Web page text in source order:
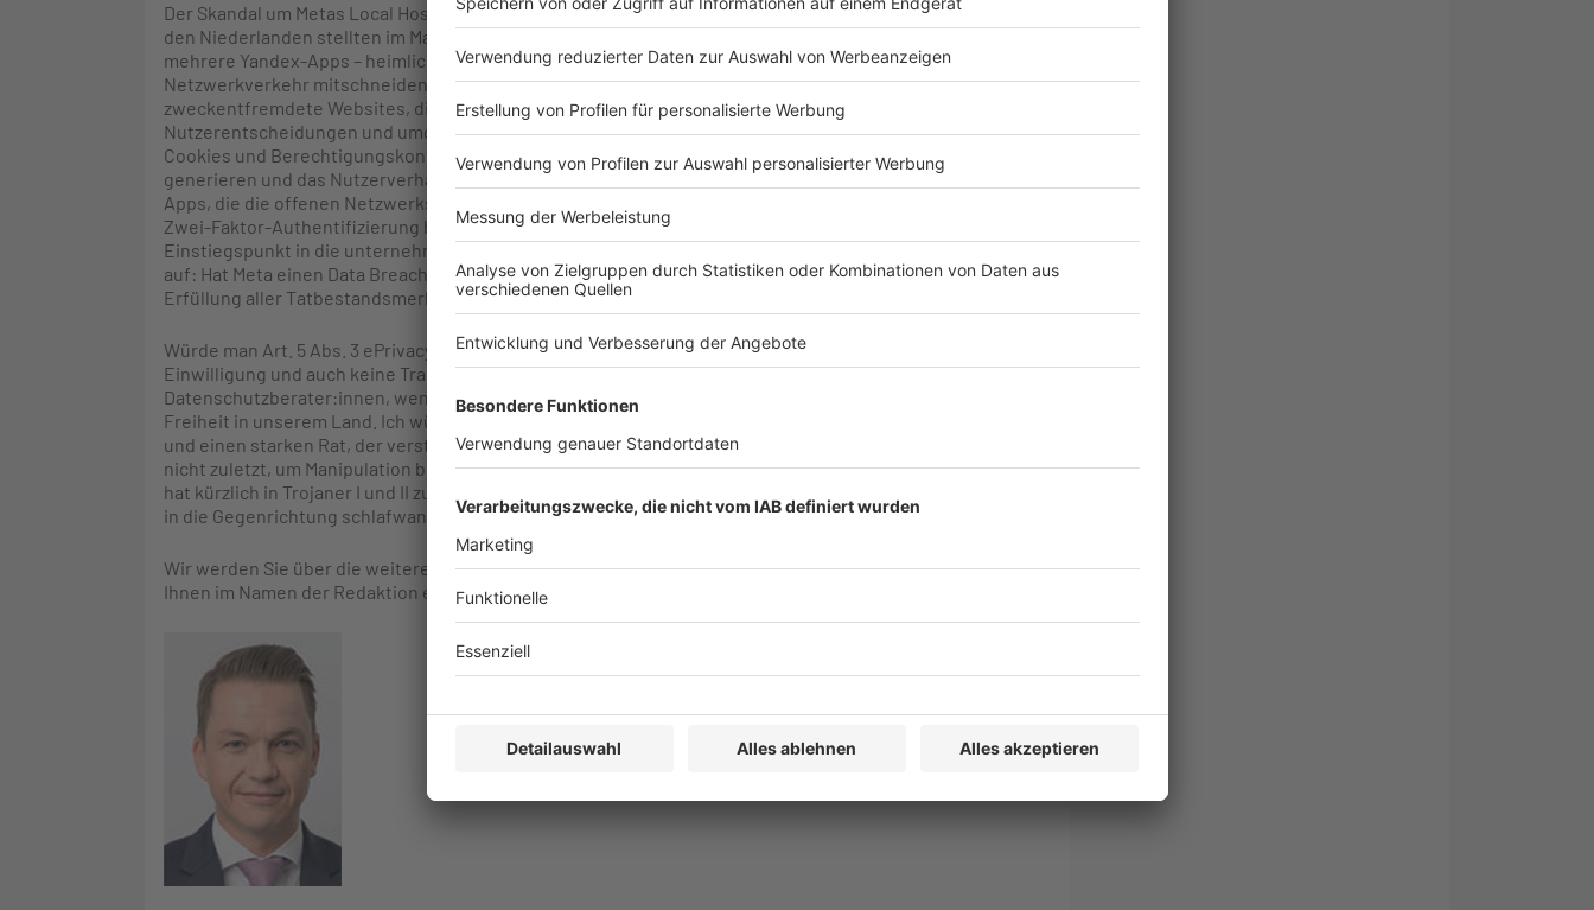
Der Skandal um Metas Local Host-Tracking verdeutlicht die Brisanz: Forscher der Radboud Universität in
den Niederlanden stellten im Mai 2025 fest, dass native Android-Apps – darunter Facebook, Instagram und
mehrere Yandex-Apps – heimlich auf festen lokalen Ports des Browsers zu Tracking-Zwecken
Netzwerkverkehr mitschneiden und dabei alle Sicherheitsmechanismen des Browsers umgehen. Meta
zweckentfremdete Websites, die den Meta Pixel integriert hatten, als Gehilfen, ignorierte
Nutzerentscheidungen und umging Sicherheitsmechanismen wie den Private Mode, das Löschen von
Cookies und Berechtigungskontrollen von Android, um eine persistente, nicht mehr löschbare ID zu
generieren und das Nutzerverhalten außerhalb der App auszuspionieren. Dabei öffnet Meta für andere
Apps, die die offenen Netzwerksignale ansteuern, Tür und Angel für den Missbrauch von Nutzerdaten.
Zwei-Faktor-Authentifizierung hilft nicht mehr, wenn mein Endgerät gehijackt wurde. Endgeräte als
Einstiegspunkt in die unternehmensinterne Infrastruktur? Meta macht’s möglich. Es drängt sich die Frage
auf: Hat Meta einen Data Breach auf sechs Millionen Websites ausgelöst? Es dürfte schwerfallen, die
Erfüllung aller Tatbestandsmerkmale der Legaldefinition in Art. 4 Nr. 12 DSGVO zu negieren.
Würde man Art. 5 Abs. 3 ePrivacy-RL streichen, gäbe es möglicherweise keine Pflicht zur informierten
Einwilligung und auch keine Transparenz für Endgerätezugriffe. Es gäbe auch weniger Fachwissen von
Datenschutzberater:innen, weniger kritische Nachfragen „beim Marketing“ und damit generell weniger
Freiheit in unserem Land. Ich wünsche Europa deshalb in diesen Bedrohungszeiten ein starkes Parlament
und einen starken Rat, der versteht, warum die Endgeräteintegrität einen besonderen Schutz benötigt,
nicht zuletzt, um Manipulation bei demokratischen Willensbildungsprozessen zu verhindern. Das BVerfG
hat kürzlich in Trojaner I und II zum Grundrecht auf IT-Sicherheit vorgelegt, Berlin und Brüssel sollten nicht
in die Gegenrichtung schlafwandeln.
Wir werden Sie über die weiteren Entwicklungen auf dem Laufenden halten; für den Moment wünsche ich
Ihnen im Namen der Redaktion eine wie gewohnt spannende Lektüre.